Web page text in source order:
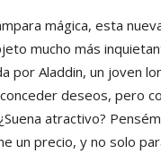
mágica, esta
mucho más
por Aladdin, un joven
deseos, pero
atractivo?
un precio, y no solo